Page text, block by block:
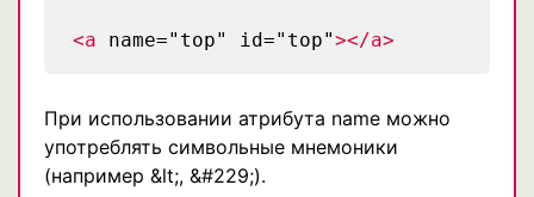
<a name="top" id="top"></a>
При использовании атрибута name можно
употреблять символьные мнемоники
(например &lt;, &#229;).